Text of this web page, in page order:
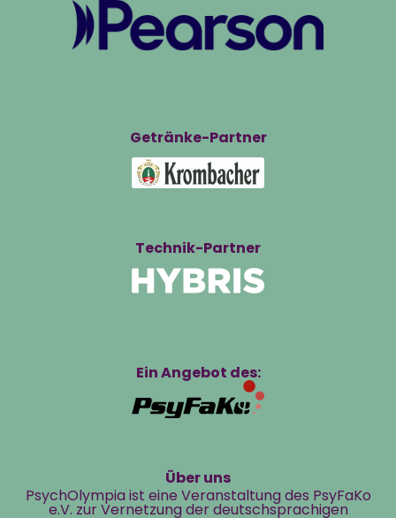
Getränke-Partner
Technik-Partner
Ein Angebot des:
Über uns
PsychOlympia ist eine Veranstaltung des PsyFaKo
e.V. zur Vernetzung der deutschsprachigen